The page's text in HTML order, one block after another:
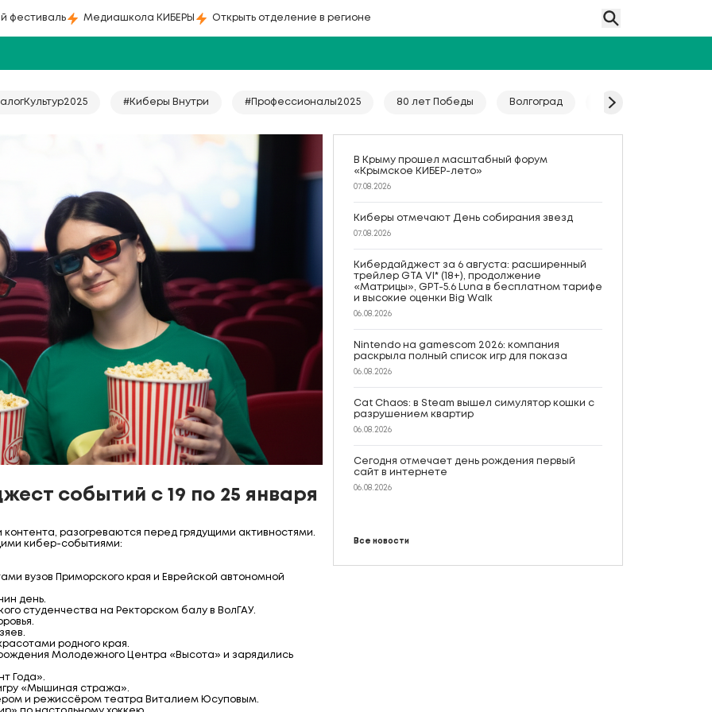
фестиваль Медиашкола КИБЕРЫ Открыть отделение в регионе
#Киберы Внутри #Профессионалы2025 80 лет Победы Волгоград Гайд
событий с 19 по 25 января
разогреваются перед грядущими активностями.
кибер-событиями:
вузов Приморского края и Еврейской автономной
день.
студенчества на Ректорском балу в ВолГАУ.
родного края.
Молодежного Центра «Высота» и зарядились
Года».
«Мышиная стража».
и режиссёром театра Виталием Юсуповым.
В Крыму прошел масштабный форум
«Крымское КИБЕР-лето»
07.08.2026
Киберы отмечают День собирания звезд
07.08.2026
Кибердайджест за 6 августа: расширенный
трейлер GTA VI* (18+), продолжение
«Матрицы», GPT-5.6 Luna в бесплатном тарифе
и высокие оценки Big Walk
06.08.2026
Nintendo на gamescom 2026: компания
раскрыла полный список игр для показа
06.08.2026
Cat Chaos: в Steam вышел симулятор кошки с
разрушением квартир
06.08.2026
Сегодня отмечает день рождения первый
сайт в интернете
06.08.2026
Все новости